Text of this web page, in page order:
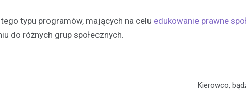
typu programów, mających na celu edukowanie prawne
do różnych grup społecznych.
Kierowco,